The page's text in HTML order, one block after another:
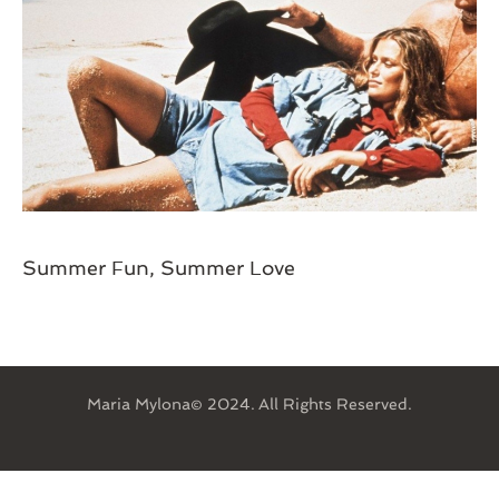
Summer Fun, Summer Love
Maria Mylona© 2024. All Rights Reserved.